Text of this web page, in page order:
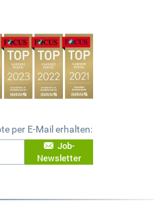
per E-Mail erhalten:
Job-
Newsletter